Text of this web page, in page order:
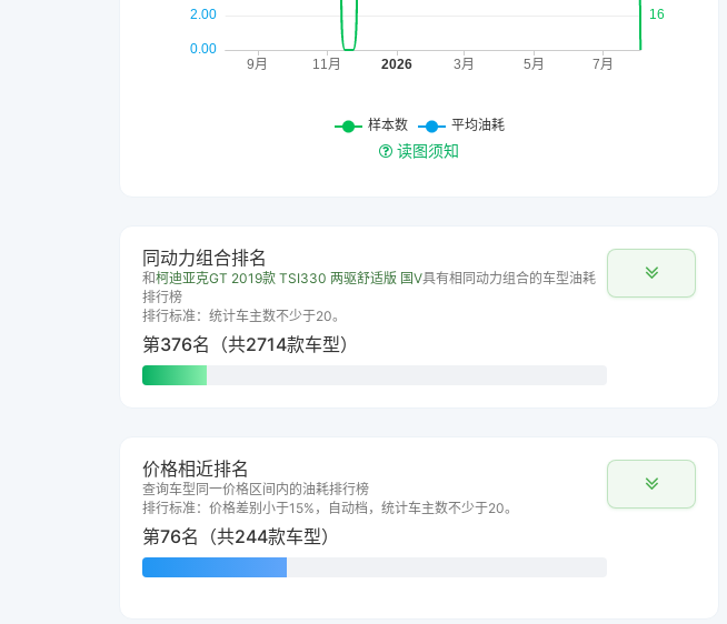
读图须知
同动力组合排名
和柯迪亚克GT 2019款 TSI330 两驱舒适版 国V具有相同动力组合的车型油耗
排行榜
排行标准：统计车主数不少于20。
第376名（共2714款车型）
价格相近排名
查询车型同一价格区间内的油耗排行榜
排行标准：价格差别小于15%，自动档，统计车主数不少于20。
第76名（共244款车型）